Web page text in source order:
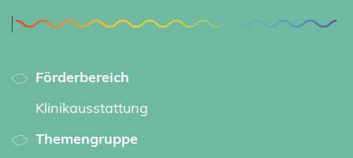
Förderbereich
Klinikausstattung
Themengruppe